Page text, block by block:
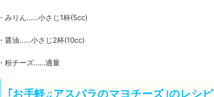
・みりん……小さじ1杯(5cc)
・醤油……小さじ2杯(10cc)
・粉チーズ……適量
｢お手軽♫アスパラのマヨチーズ｣のレシピ